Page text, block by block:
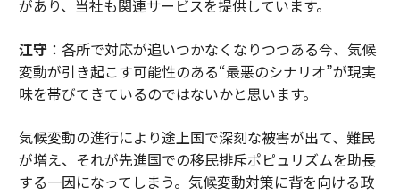
があり、当社も関連サービスを提供しています。
江守：各所で対応が追いつかなくなりつつある今、気候
変動が引き起こす可能性のある“最悪のシナリオ”が現実
味を帯びてきているのではないかと思います。
気候変動の進行により途上国で深刻な被害が出て、難民
が増え、それが先進国での移民排斥ポピュリズムを助長
する一因になってしまう。気候変動対策に背を向ける政